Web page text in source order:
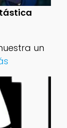
un